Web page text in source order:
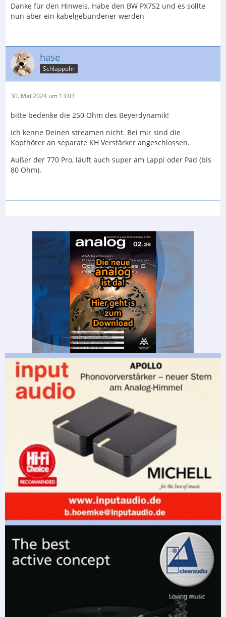
Danke für den Hinweis. Habe den BW PX7S2 und es sollte
nun aber ein kabelgebundener werden
hase
Schlappohr
30. Mai 2024 um 13:03
bitte bedenke die 250 Ohm des Beyerdynamik!
Ich kenne Deinen streamen nicht. Bei mir sind die
Kopfhörer an separate KH Verstärker angeschlossen.
Außer der 770 Pro, läuft auch super am Lappi oder Pad (bis
80 Ohm).